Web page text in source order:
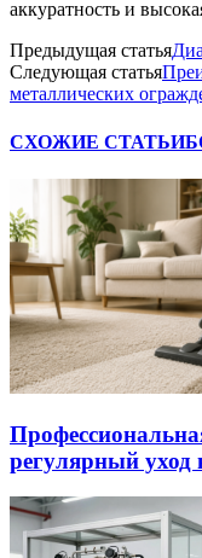
аккуратность и
Предыдущая статья
Следующая статья
металлических
СХОЖИЕ СТАТЬИ
регулярный уход